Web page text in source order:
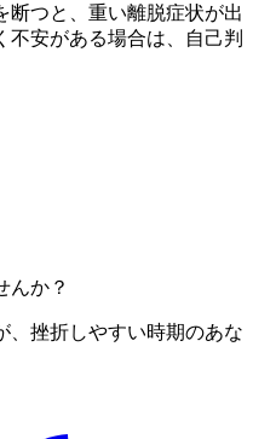
断つと、重い離脱症状が出
不安がある場合は、自己判
んか？
、挫折しやすい時期のあな